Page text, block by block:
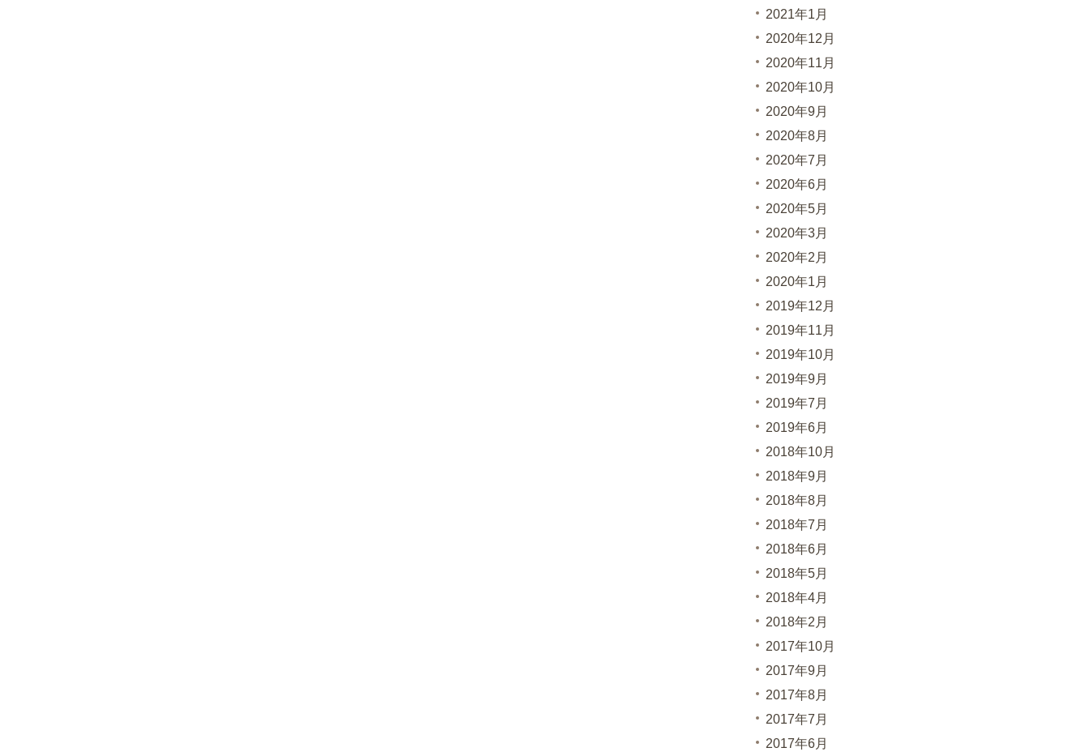
2021年1月
2020年12月
2020年11月
2020年10月
2020年9月
2020年8月
2020年7月
2020年6月
2020年5月
2020年3月
2020年2月
2020年1月
2019年12月
2019年11月
2019年10月
2019年9月
2019年7月
2019年6月
2018年10月
2018年9月
2018年8月
2018年7月
2018年6月
2018年5月
2018年4月
2018年2月
2017年10月
2017年9月
2017年8月
2017年7月
2017年6月